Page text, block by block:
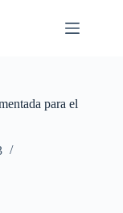
para el